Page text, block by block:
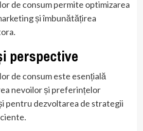
de consum permite optimizarea
și îmbunătățirea
perspective
de consum este esențială
nevoilor și preferințelor
pentru dezvoltarea de strategii